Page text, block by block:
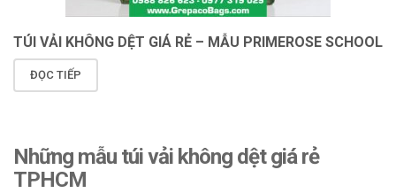
TÚI VẢI KHÔNG DỆT GIÁ RẺ – MẪU PRIMEROSE SCHOOL
ĐỌC TIẾP
Những mẫu túi vải không dệt giá rẻ
TPHCM